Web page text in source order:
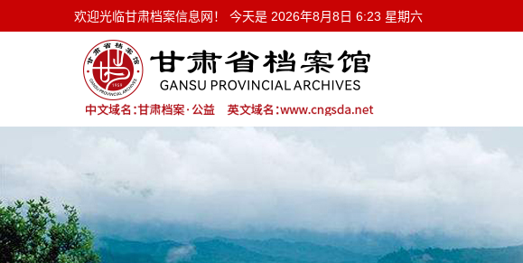
欢迎光临甘肃档案信息网！ 今天是 2026年8月8日 6:23 星期六